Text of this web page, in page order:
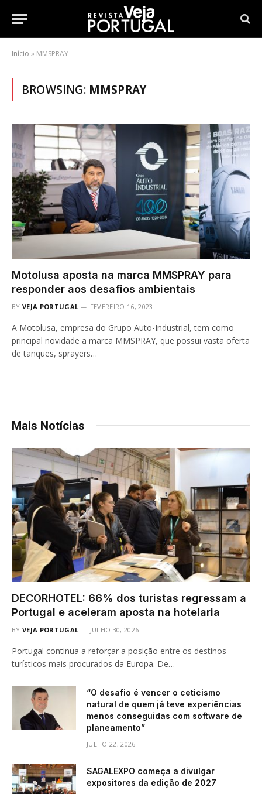
Início » MMSPRAY
BROWSING: MMSPRAY
Motolusa aposta na marca MMSPRAY para
responder aos desafios ambientais
BY VEJA PORTUGAL FEVEREIRO 16, 2023
A Motolusa, empresa do Grupo Auto-Industrial, tem como
principal novidade a marca MMSPRAY, que possui vasta oferta
de tanques, sprayers…
Mais Notícias
DECORHOTEL: 66% dos turistas regressam a
Portugal e aceleram aposta na hotelaria
BY VEJA PORTUGAL JULHO 30, 2026
Portugal continua a reforçar a posição entre os destinos
turísticos mais procurados da Europa. De…
“O desafio é vencer o ceticismo
natural de quem já teve experiências
menos conseguidas com software de
planeamento”
JULHO 22, 2026
SAGALEXPO começa a divulgar
expositores da edição de 2027